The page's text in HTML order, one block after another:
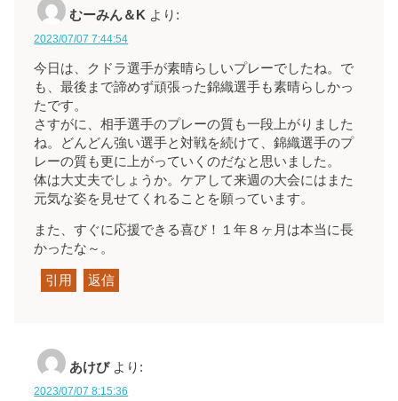
むーみん＆K より:
2023/07/07 7:44:54
今日は、クドラ選手が素晴らしいプレーでしたね。で
も、最後まで諦めず頑張った錦織選手も素晴らしかっ
たです。
さすがに、相手選手のプレーの質も一段上がりました
ね。どんどん強い選手と対戦を続けて、錦織選手のプ
レーの質も更に上がっていくのだなと思いました。
体は大丈夫でしょうか。ケアして来週の大会にはまた
元気な姿を見せてくれることを願っています。
また、すぐに応援できる喜び！１年８ヶ月は本当に長
かったな～。
引用 返信
あけび より:
2023/07/07 8:15:36